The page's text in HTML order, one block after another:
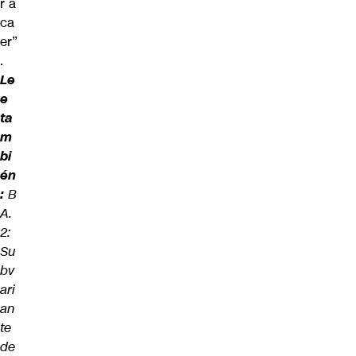
ca
er”
.
Le
e
ta
m
bi
én
: B
A.
2:
Su
bv
ari
an
te
de